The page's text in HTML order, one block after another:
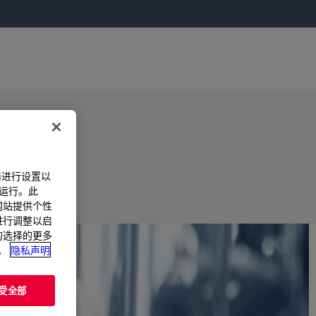
行设置以
行。此
提供个性
调整以启
择的更多
隐私声明
全部